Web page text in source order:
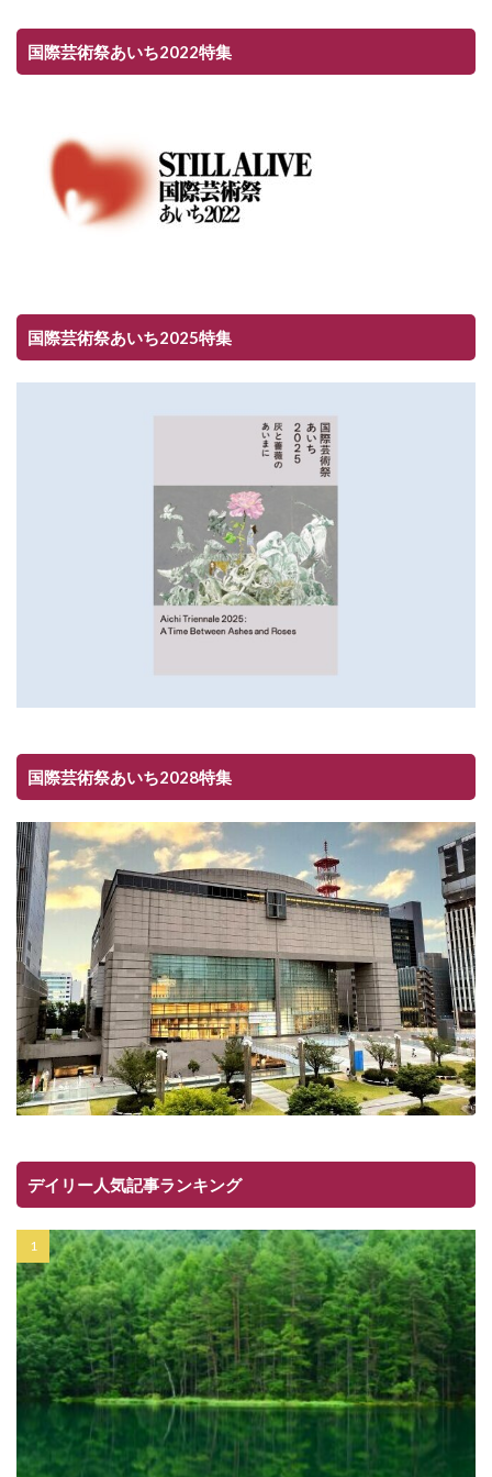
国際芸術祭あいち2022特集
国際芸術祭あいち2025特集
国際芸術祭あいち2028特集
デイリー人気記事ランキング